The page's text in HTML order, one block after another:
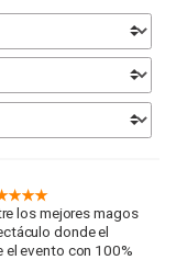
los mejores magos
donde el
el evento con 100%